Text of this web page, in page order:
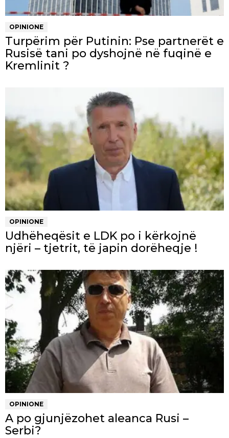
OPINIONE
Turpërim për Putinin: Pse partnerët e
Rusisë tani po dyshojnë në fuqinë e
Kremlinit ?
OPINIONE
Udhëheqësit e LDK po i kërkojnë
njëri – tjetrit, të japin dorëheqje !
OPINIONE
A po gjunjëzohet aleanca Rusi –
Serbi?